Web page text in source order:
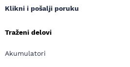
Klikni i pošalji poruku
Traženi delovi
Akumulatori